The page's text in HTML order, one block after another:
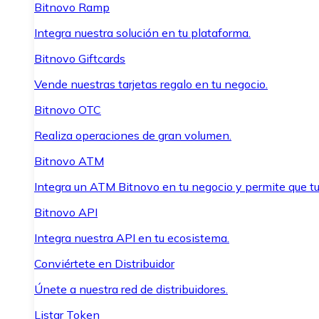
Bitnovo Ramp
Integra nuestra solución en tu plataforma.
Bitnovo Giftcards
Vende nuestras tarjetas regalo en tu negocio.
Bitnovo OTC
Realiza operaciones de gran volumen.
Bitnovo ATM
Integra un ATM Bitnovo en tu negocio y permite que
Bitnovo API
Integra nuestra API en tu ecosistema.
Conviértete en Distribuidor
Únete a nuestra red de distribuidores.
Listar Token